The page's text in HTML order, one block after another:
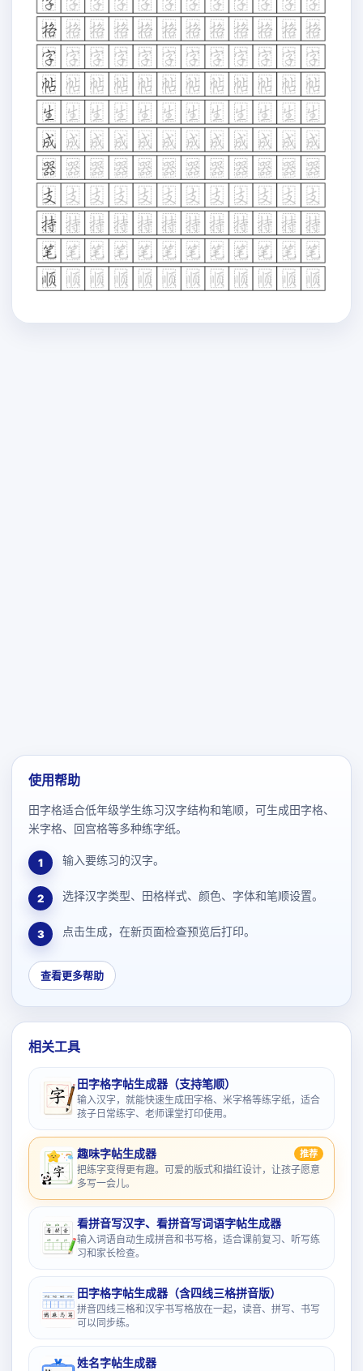
使用帮助
田字格适合低年级学生练习汉字结构和笔顺，可生成田字格、
米字格、回宫格等多种练字纸。
1 输入要练习的汉字。
2 选择汉字类型、田格样式、颜色、字体和笔顺设置。
3 点击生成，在新页面检查预览后打印。
查看更多帮助
相关工具
田字格字帖生成器（支持笔顺）
输入汉字，就能快速生成田字格、米字格等练字纸，适合
孩子日常练字、老师课堂打印使用。
趣味字帖生成器 推荐
把练字变得更有趣。可爱的版式和描红设计，让孩子愿意
多写一会儿。
看拼音写汉字、看拼音写词语字帖生成器
输入词语自动生成拼音和书写格，适合课前复习、听写练
习和家长检查。
田字格字帖生成器（含四线三格拼音版）
拼音四线三格和汉字书写格放在一起，读音、拼写、书写
可以同步练。
姓名字帖生成器